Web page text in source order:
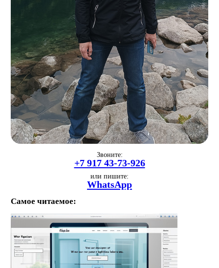
Звоните:
+7 917 43-73-926
или пишите:
WhatsApp
Самое читаемое: